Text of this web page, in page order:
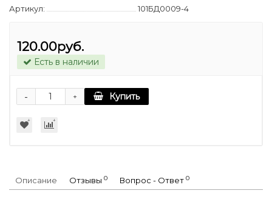
Артикул:
101БД0009-4
120.00руб.
Есть в наличии
+
- Купить
Описание Отзывы 0 Вопрос - Ответ 0